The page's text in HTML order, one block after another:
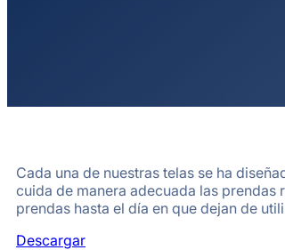
Cada una de nuestras telas se ha
cuida de manera adecuada las
prendas hasta el día en que dejan de
Descargar